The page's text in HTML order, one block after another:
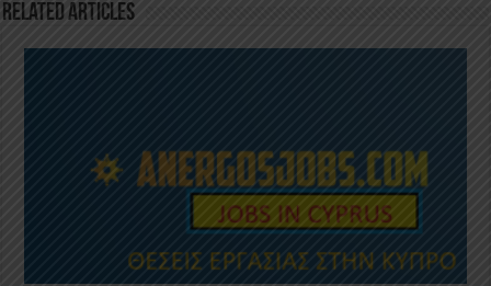
k
Related Articles